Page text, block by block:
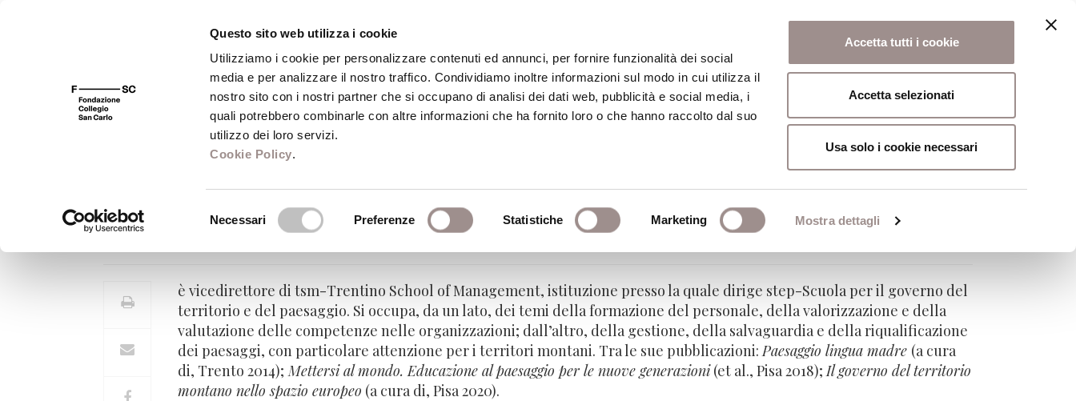
Questo sito web utilizza i cookie
Utilizziamo i cookie per personalizzare contenuti ed annunci, per fornire funzionalità dei social
media e per analizzare il nostro traffico. Condividiamo inoltre informazioni sul modo in cui utilizza il
nostro sito con i nostri partner che si occupano di analisi dei dati web, pubblicità e social media, i
quali potrebbero combinarle con altre informazioni che ha fornito loro o che hanno raccolto dal suo
utilizzo dei loro servizi.
Cookie Policy.
Necessari Preferenze Statistiche Marketing Mostra dettagli
Accetta tutti i cookie
Accetta selezionati
Usa solo i cookie necessari
FSC 400 Fondazione Biblioteca Centro Culturale Centro Studi Religiosi Scuola Alti Studi
Gianluca Cepollaro
Vicedirettore di tsm-Trentino School of Management
è vicedirettore di tsm-Trentino School of Management, istituzione presso la quale dirige step-Scuola per il governo del
territorio e del paesaggio. Si occupa, da un lato, dei temi della formazione del personale, della valorizzazione e della
valutazione delle competenze nelle organizzazioni; dall’altro, della gestione, della salvaguardia e della riqualificazione
dei paesaggi, con particolare attenzione per i territori montani. Tra le sue pubblicazioni:Paesaggio lingua madre (a cura
di, Trento 2014); Mettersi al mondo. Educazione al paesaggio per le nuove generazioni(et al., Pisa 2018);Il governo del territorio
montano nello spazio europeo (a cura di, Pisa 2020).